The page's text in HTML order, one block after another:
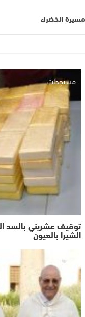
مستجدات
توقيف عشريني بالسد
الشيرا بالعيون
اشطاري